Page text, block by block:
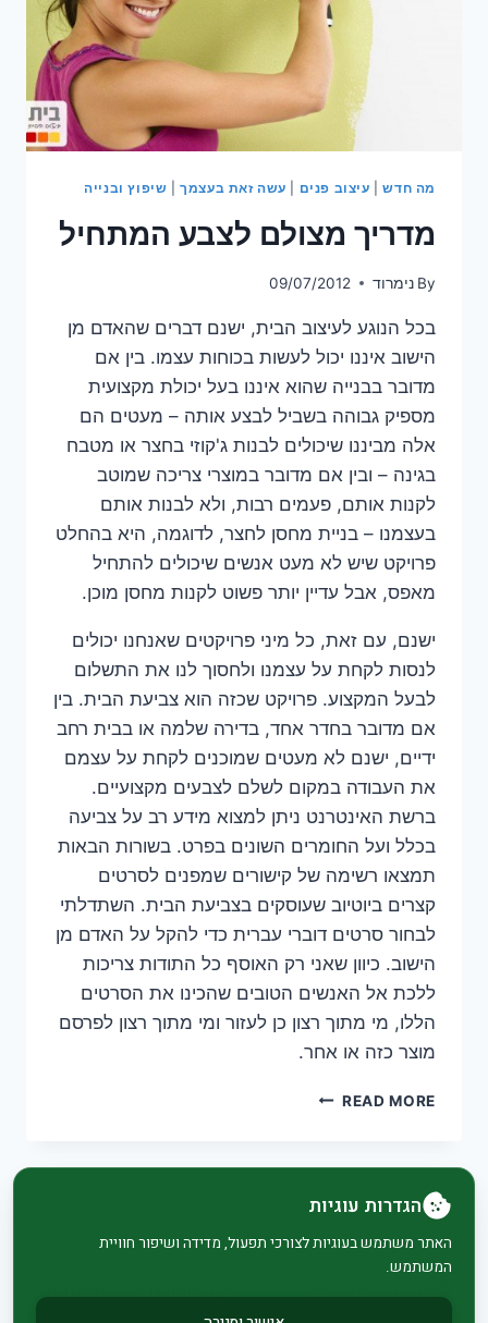
מה חדש| עיצוב פנים עשה זאת בעצמך| שיפוץ ובנייה
מדריך מצולם לצבע המתחיל
By נימרוד 09/07/2012
בכל הנוגע לעיצוב הבית, ישנם דברים שהאדם מן
הישוב איננו יכול לעשות בכוחות עצמו. בין אם
מדובר בבנייה שהוא איננו בעל יכולת מקצועית
מספיק גבוהה בשביל לבצע אותה – מעטים הם
אלה מביננו שיכולים לבנות ג'קוזי בחצר או מטבח
בגינה – ובין אם מדובר במוצרי צריכה שמוטב
לקנות אותם, פעמים רבות, ולא לבנות אותם
בעצמנו – בניית מחסן לחצר, לדוגמה, היא בהחלט
פרויקט שיש לא מעט אנשים שיכולים להתחיל
מאפס, אבל עדיין יותר פשוט לקנות מחסן מוכן.
ישנם, עם זאת, כל מיני פרויקטים שאנחנו יכולים
לנסות לקחת על עצמנו ולחסוך לנו את התשלום
לבעל המקצוע. פרויקט שכזה הוא צביעת הבית. בין
אם מדובר בחדר אחד, בדירה שלמה או בבית רחב
ידיים, ישנם לא מעטים שמוכנים לקחת על עצמם
את העבודה במקום לשלם לצבעים מקצועיים.
ברשת האינטרנט ניתן למצוא מידע רב על צביעה
בכלל ועל החומרים השונים בפרט. בשורות הבאות
תמצאו רשימה של קישורים שמפנים לסרטים
קצרים ביוטיוב שעוסקים בצביעת הבית. השתדלתי
לבחור סרטים דוברי עברית כדי להקל על האדם מן
הישוב. כיוון שאני רק האוסף כל התודות צריכות
ללכת אל האנשים הטובים שהכינו את הסרטים
הללו, מי מתוך רצון כן לעזור ומי מתוך רצון לפרסם
מוצר כזה או אחר.
READ MOREמדריך
המתחיל
WP
הגדרות עוגיות
האתר משתמש בעוגיות לצורכי תפעול, מדידה ושיפור חוויית
המשתמש.